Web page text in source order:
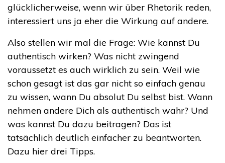
glücklicherweise, wenn wir über Rhetorik reden,
interessiert uns ja eher die Wirkung auf andere.
Also stellen wir mal die Frage: Wie kannst Du
authentisch wirken? Was nicht zwingend
voraussetzt es auch wirklich zu sein. Weil wie
schon gesagt ist das gar nicht so einfach genau
zu wissen, wann Du absolut Du selbst bist. Wann
nehmen andere Dich als authentisch wahr? Und
was kannst Du dazu beitragen? Das ist
tatsächlich deutlich einfacher zu beantworten.
Dazu hier drei Tipps.